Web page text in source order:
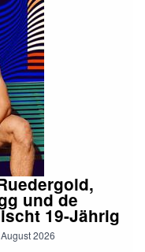
und de
19-Jährig
2026